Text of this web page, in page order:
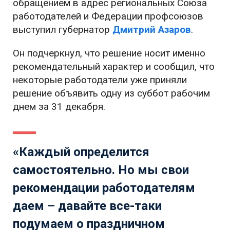
обращением в адрес региональных Союза
работодателей и Федерации профсоюзов
выступил губернатор Дмитрий Азаров.
Он подчеркнул, что решение носит именно
рекомендательный характер и сообщил, что
некоторые работодатели уже приняли
решение объявить одну из суббот рабочим
днем за 31 декабря.
«Каждый определится
самостоятельно. Но мы свои
рекомендации работодателям
даем – давайте все-таки
подумаем о праздничном